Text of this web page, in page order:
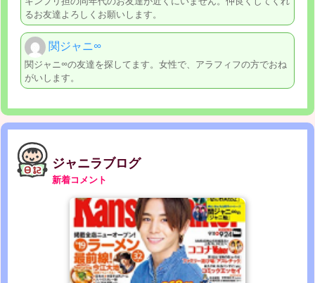
るお友達よろしくお願いします。
関ジャニ∞
関ジャニ∞の友達を探してます。女性で、アラフィフの方でおね
がいします。
ジャニラブログ
新着コメント